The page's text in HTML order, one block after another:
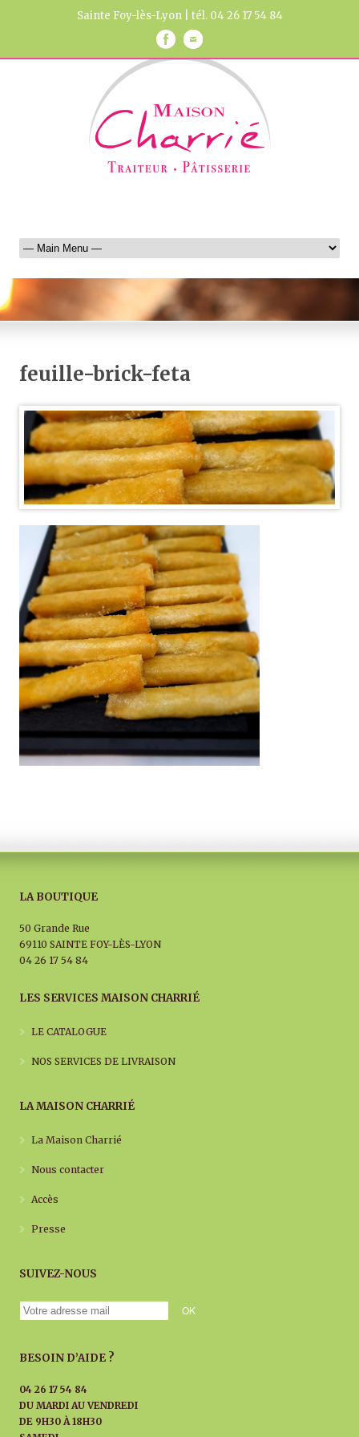
Sainte Foy-lès-Lyon | tél. 04 26 17 54 84
feuille-brick-feta
LA BOUTIQUE
50 Grande Rue
69110 SAINTE FOY-LÈS-LYON
04 26 17 54 84
LES SERVICES MAISON CHARRIÉ
LE CATALOGUE
NOS SERVICES DE LIVRAISON
LA MAISON CHARRIÉ
La Maison Charrié
Nous contacter
Accès
Presse
SUIVEZ-NOUS
BESOIN D’AIDE ?
04 26 17 54 84
DU MARDI AUVENDREDI
DE 9H30 À 18H30